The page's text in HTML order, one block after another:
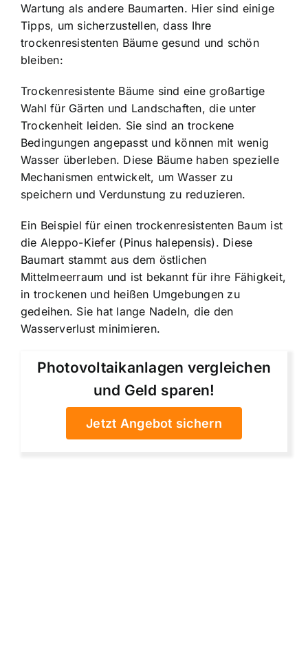
Wartung als andere Baumarten. Hier sind einige
Tipps, um sicherzustellen, dass Ihre
trockenresistenten Bäume gesund und schön
bleiben:
Trockenresistente Bäume sind eine großartige
Wahl für Gärten und Landschaften, die unter
Trockenheit leiden. Sie sind an trockene
Bedingungen angepasst und können mit wenig
Wasser überleben. Diese Bäume haben spezielle
Mechanismen entwickelt, um Wasser zu
speichern und Verdunstung zu reduzieren.
Ein Beispiel für einen trockenresistenten Baum ist
die Aleppo-Kiefer (Pinus halepensis). Diese
Baumart stammt aus dem östlichen
Mittelmeerraum und ist bekannt für ihre Fähigkeit,
in trockenen und heißen Umgebungen zu
gedeihen. Sie hat lange Nadeln, die den
Wasserverlust minimieren.
Photovoltaikanlagen vergleichen
und Geld sparen!
Jetzt Angebot sichern